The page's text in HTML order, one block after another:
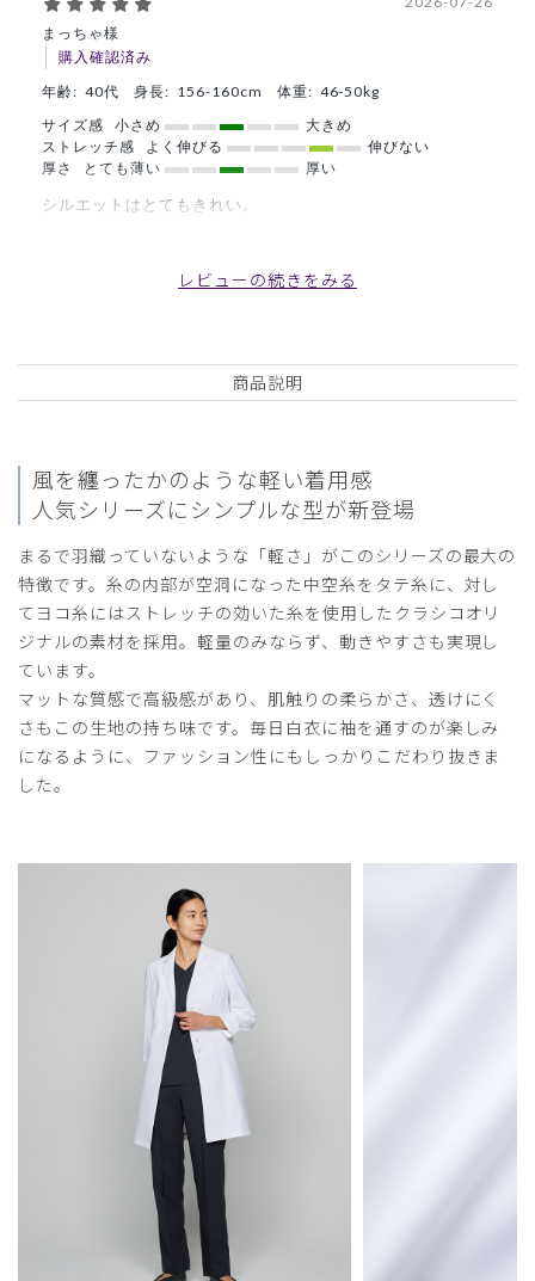
まっちゃ様
購入確認済み
年齢: 40代 身長: 156-160cm 体重: 46-50kg
サイズ感
小さめ
大きめ
ストレッチ感
よく伸びる
伸びない
厚さ
とても薄い 厚い
シルエットはとてもきれい。
丈はもう少し短めの長さでもいいと思う。
まっつ様
年齢:60代 身長:151-155cm 体重:45kg以下
サイズ感 小さめ
大きめ
ストレッチ感
よく伸びる
伸びない
厚さ
とても薄い 厚い
生地はしっかりしている割に涼しいです。クーラーが苦手な
ので丁度よい感じです。隠しボタンでスッキリ見え、スタイ
商品：
身長: 156-160cm
小さめ
よく伸びる
とても薄い
とても素敵な白衣でした。ドクターも大満足で、周囲のスタ
ッフからの評価も上々です。がっちりマンデーを見ててよか
M07レディース白衣:ライトドクターコート/白/L
レビューの続きをみる
商品説明
風を纏ったかのような軽い着用感
人気シリーズにシンプルな型が新登場
まるで羽織っていないような「軽さ」がこのシリーズの最大の
特徴です。糸の内部が空洞になった中空糸をタテ糸に、対し
てヨコ糸にはストレッチの効いた糸を使用したクラシコオリ
ジナルの素材を採用。軽量のみならず、動きやすさも実現し
ています。
マットな質感で高級感があり、肌触りの柔らかさ、透けにく
さもこの生地の持ち味です。毎日白衣に袖を通すのが楽しみ
になるように、ファッション性にもしっかりこだわり抜きま
した。